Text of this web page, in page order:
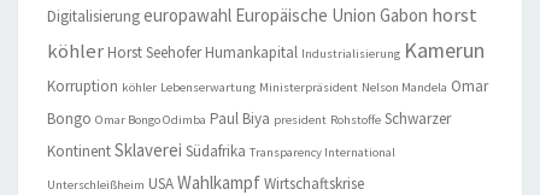
Digitalisierungeuropawahl Europäische Union Gabon horst
köhler Horst Seehofer Humankapital Industrialisierung Kamerun
Korruption köhler Lebenserwartung Ministerpräsident Nelson Mandela Omar
Bongo Omar Bongo Odimba Paul Biya president Rohstoffe Schwarzer
KontinentSklaverei Südafrika Transparency International
Unterschleißheim USAWahlkampfWirtschaftskrise